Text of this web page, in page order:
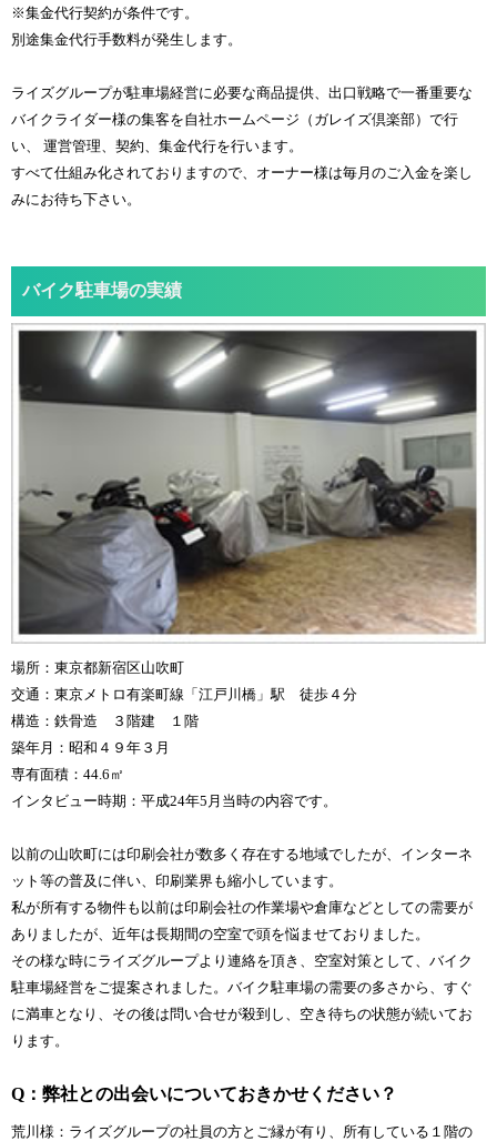
※集金代行契約が条件です。
別途集金代行手数料が発生します。
ライズグループが駐車場経営に必要な商品提供、出口戦略で一番重要な
バイクライダー様の集客を自社ホームページ（ガレイズ倶楽部）で行
い、 運営管理、契約、集金代行を行います。
すべて仕組み化されておりますので、オーナー様は毎月のご入金を楽し
みにお待ち下さい。
バイク駐車場の実績
場所：東京都新宿区山吹町
交通：東京メトロ有楽町線「江戸川橋」駅 徒歩４分
構造：鉄骨造 ３階建 １階
築年月：昭和４９年３月
専有面積：44.6㎡
インタビュー時期：平成24年5月当時の内容です。
以前の山吹町には印刷会社が数多く存在する地域でしたが、インターネ
ット等の普及に伴い、印刷業界も縮小しています。
私が所有する物件も以前は印刷会社の作業場や倉庫などとしての需要が
ありましたが、近年は長期間の空室で頭を悩ませておりました。
その様な時にライズグループより連絡を頂き、空室対策として、バイク
駐車場経営をご提案されました。バイク駐車場の需要の多さから、すぐ
に満車となり、その後は問い合せが殺到し、空き待ちの状態が続いてお
ります。
Q：弊社との出会いについておきかせください？
荒川様：ライズグループの社員の方とご縁が有り、所有している１階の